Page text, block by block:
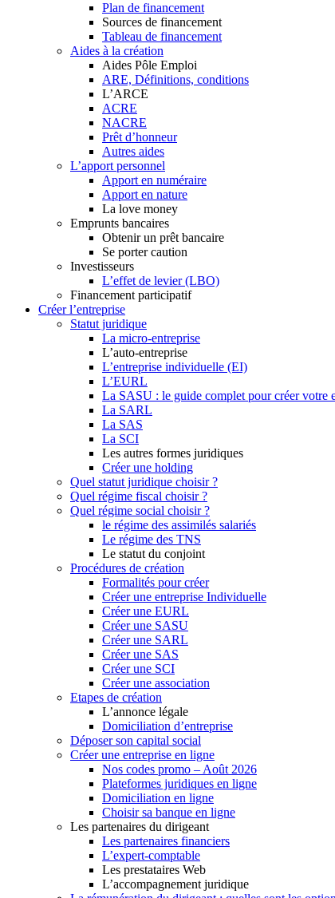
Plan de financement
Sources de financement
Tableau de financement
Aides à la création
Aides Pôle Emploi
ARE, Définitions, conditions
L’ARCE
ACRE
NACRE
Prêt d’honneur
Autres aides
L’apport personnel
Apport en numéraire
Apport en nature
La love money
Emprunts bancaires
Obtenir un prêt bancaire
Se porter caution
Investisseurs
L’effet de levier (LBO)
Financement participatif
Créer l’entreprise
Statut juridique
La micro-entreprise
L’auto-entreprise
L’entreprise individuelle (EI)
L’EURL
La SASU : le guide complet pour créer votre
La SARL
La SAS
La SCI
Les autres formes juridiques
Créer une holding
Quel statut juridique choisir ?
Quel régime fiscal choisir ?
Quel régime social choisir ?
le régime des assimilés salariés
Le régime des TNS
Le statut du conjoint
Procédures de création
Formalités pour créer
Créer une entreprise Individuelle
Créer une EURL
Créer une SASU
Créer une SARL
Créer une SAS
Créer une SCI
Créer une association
Etapes de création
L’annonce légale
Domiciliation d’entreprise
Déposer son capital social
Créer une entreprise en ligne
Nos codes promo – Août 2026
Plateformes juridiques en ligne
Domiciliation en ligne
Choisir sa banque en ligne
Les partenaires du dirigeant
Les partenaires financiers
L’expert-comptable
Les prestataires Web
L’accompagnement juridique